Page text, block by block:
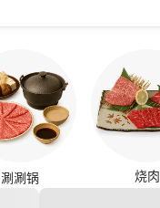
涮涮锅 烧肉